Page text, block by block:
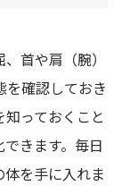
首や肩（腕）
を確認しておき
っておくこと
きます。毎日
を手に入れま